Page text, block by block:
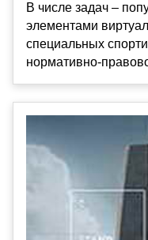
В числе задач –
элементами
специальных
нормативно-